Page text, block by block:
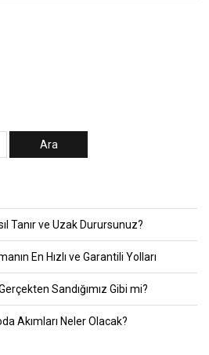
Tanır ve Uzak Durursunuz?
En Hızlı ve Garantili Yolları
Sandığımız Gibi mi?
Akımları Neler Olacak?